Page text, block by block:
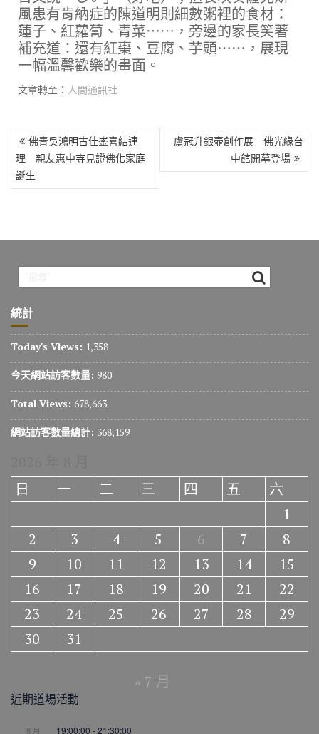
風患有肯納症的陳道明則細數粥裡的食材：
蓮子、紅蘿蔔、青菜⋯⋯，旁邊的家長笑著
補充道：還有紅棗、豆腐、芋頭⋯⋯，展現
一幅溫馨歡樂的畫面。
文章轉至： 人間通訊社
文
章
導
覽
佛青吳鴻明古佳崟喜結連
理 親友惠中寺見證佛化家庭
誕生
盧冠升銀壺創作展 佛光緣台
中館開幕登場
統計
Today's Views: 1,358
今天網站訪客數量: 980
Total Views: 678,663
網站訪客數量總計: 368,159
日
一 二 三 四 五
六
1
2
3 4 5 6 7
8
9
10 11 12 13 14
15
16
17 18 19 20 21
22
23
24 25 26 27 28
29
30
31
« 7 月
近期道場活動
8 月 19:00:00 -21:30:00